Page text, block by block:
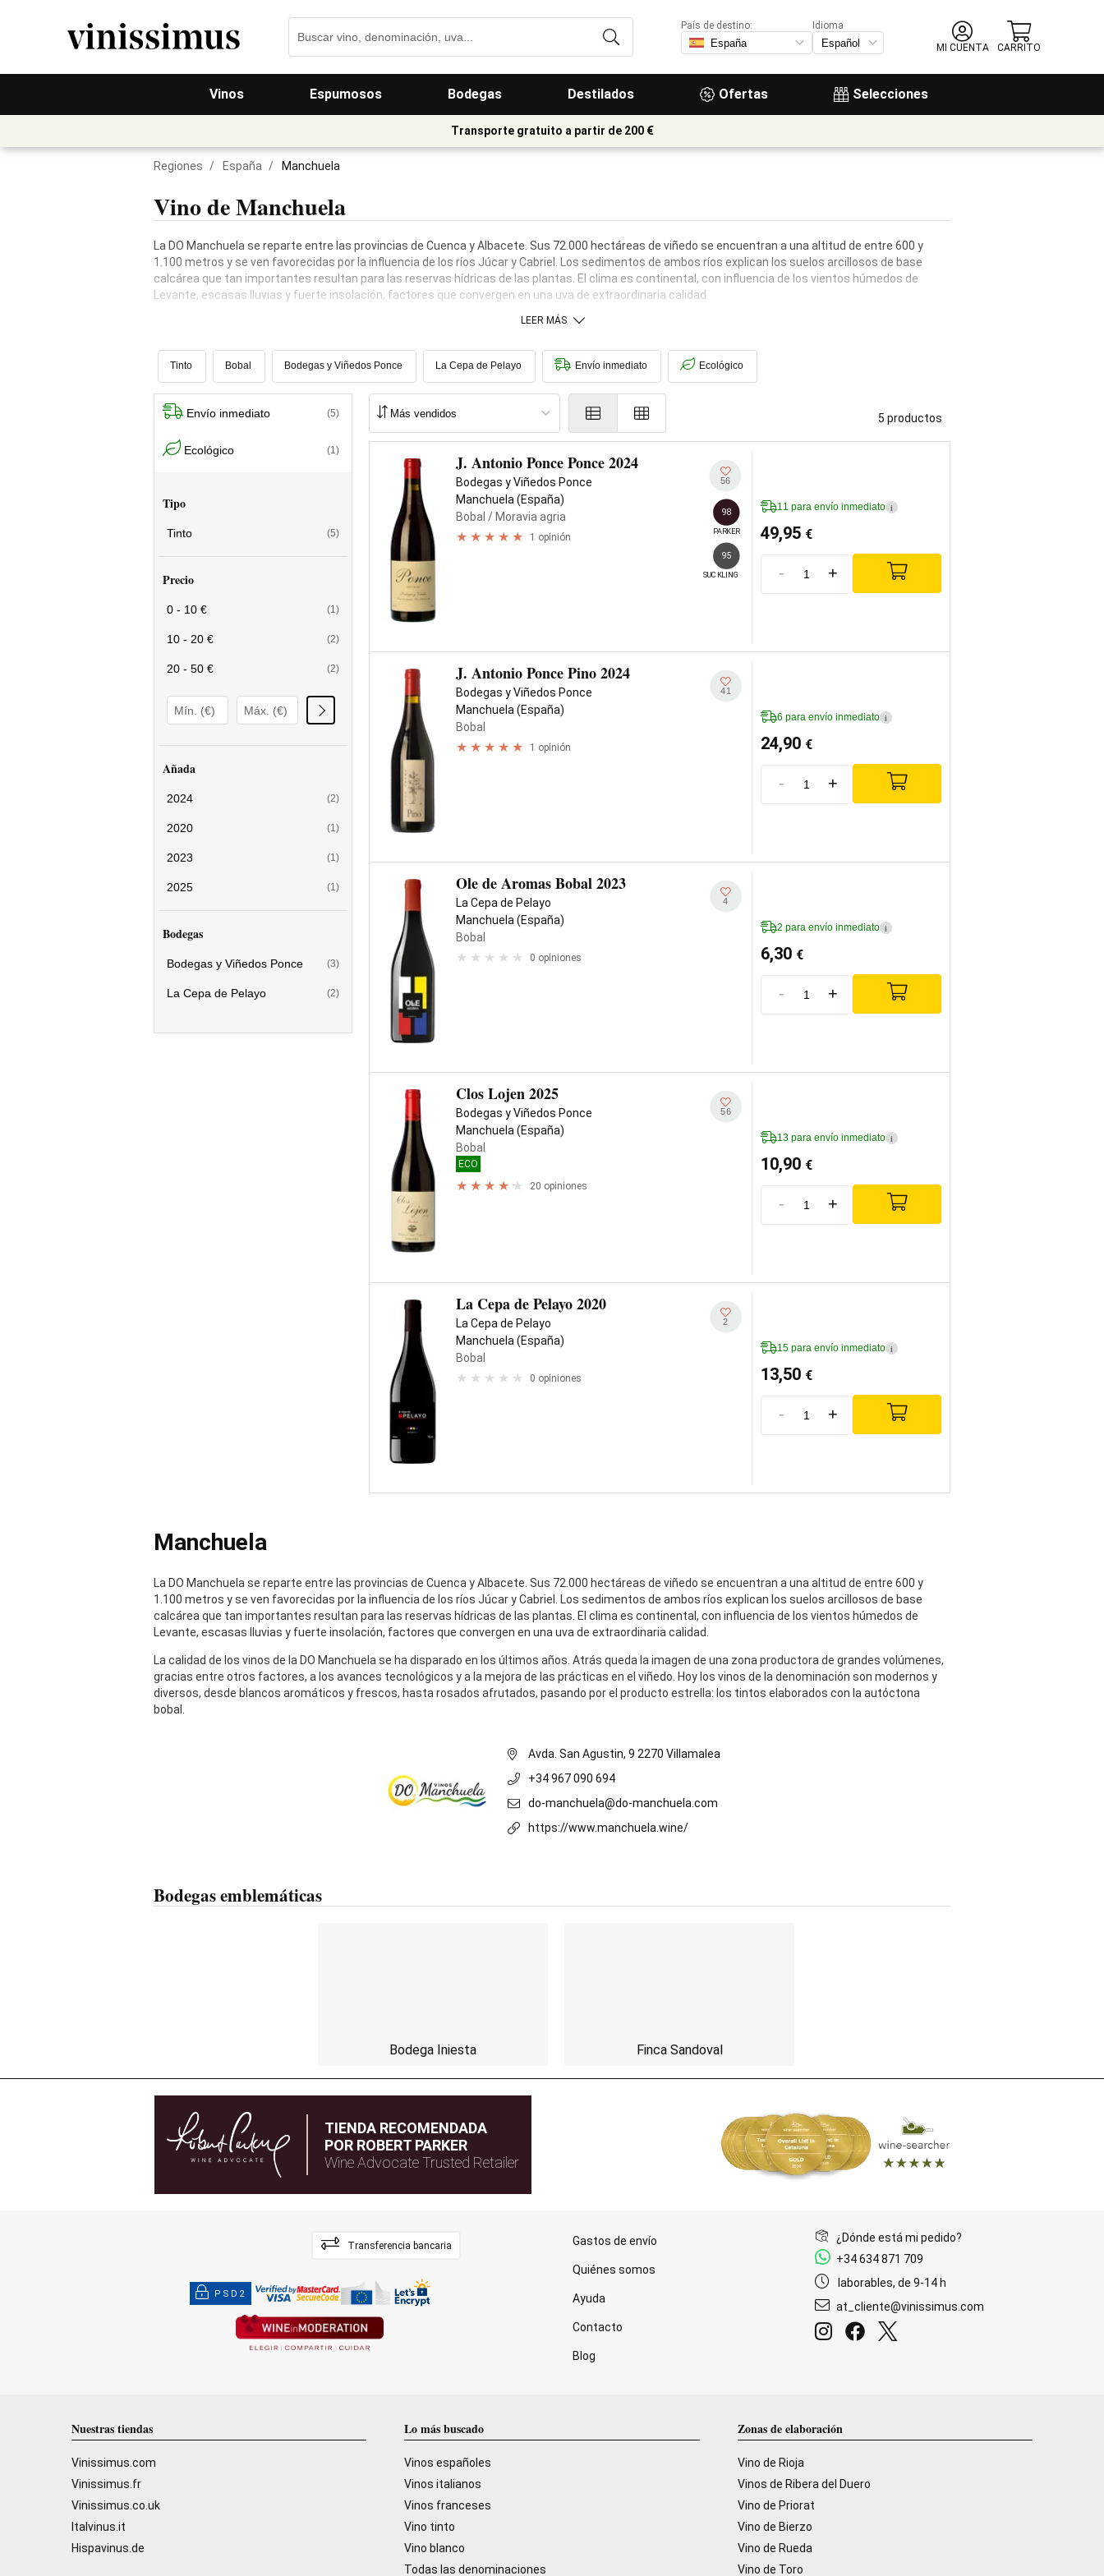
Vinos Espumosos Bodegas Destilados Ofertas Selecciones
País de destino:
Idioma
MI CUENTA
CARRITO
Transporte gratuito a partir de 200 €
Regiones / España / Manchuela
Vino de Manchuela
La DO Manchuela se reparte entre las provincias de Cuenca y Albacete. Sus 72.000 hectáreas de viñedo se encuentran a una altitud de entre 600 y
1.100 metros y se ven favorecidas por la influencia de los ríos Júcar y Cabriel. Los sedimentos de ambos ríos explican los suelos arcillosos de base
calcárea que tan importantes resultan para las reservas hídricas de las plantas. El clima es continental, con influencia de los vientos húmedos de
Levante, escasas lluvias y fuerte insolación, factores que convergen en una uva de extraordinaria calidad.
LEER MÁS
Tinto Bobal Bodegas y Viñedos Ponce La Cepa de Pelayo Envío inmediato Ecológico
Envío inmediato (5)
Ecológico (1)
Tipo
Tinto (5)
Precio
0 - 10 € (1)
10 - 20 € (2)
20 - 50 € (2)
Añada
2024 (2)
2020 (1)
2023 (1)
2025 (1)
Bodegas
Bodegas y Viñedos Ponce (3)
La Cepa de Pelayo (2)
5 productos
J. Antonio Ponce Ponce 2024
Bodegas y Viñedos Ponce
Manchuela (España)
Bobal / Moravia agria
1 opinión
56
98
PARKER
95
SUCKLING
11 para envío inmediato i
49,95 €
- +
J. Antonio Ponce Pino 2024
Bodegas y Viñedos Ponce
Manchuela (España)
Bobal
1 opinión
41
6 para envío inmediato i
24,90 €
- +
Ole de Aromas Bobal 2023
La Cepa de Pelayo
Manchuela (España)
Bobal
0 opiniones
4
2 para envío inmediato i
6,30 €
- +
Clos Lojen 2025
Bodegas y Viñedos Ponce
Manchuela (España)
Bobal
ECO
20 opiniones
56
13 para envío inmediato i
10,90 €
- +
La Cepa de Pelayo 2020
La Cepa de Pelayo
Manchuela (España)
Bobal
0 opiniones
2
15 para envío inmediato i
13,50 €
- +
Manchuela
La DO Manchuela se reparte entre las provincias de Cuenca y Albacete. Sus 72.000 hectáreas de viñedo se encuentran a una altitud de entre 600 y
1.100 metros y se ven favorecidas por la influencia de los ríos Júcar y Cabriel. Los sedimentos de ambos ríos explican los suelos arcillosos de base
calcárea que tan importantes resultan para las reservas hídricas de las plantas. El clima es continental, con influencia de los vientos húmedos de
Levante, escasas lluvias y fuerte insolación, factores que convergen en una uva de extraordinaria calidad.
La calidad de los vinos de la DO Manchuela se ha disparado en los últimos años. Atrás queda la imagen de una zona productora de grandes volúmenes,
gracias entre otros factores, a los avances tecnológicos y a la mejora de las prácticas en el viñedo. Hoy los vinos de la denominación son modernos y
diversos, desde blancos aromáticos y frescos, hasta rosados afrutados, pasando por el producto estrella: los tintos elaborados con la autóctona
bobal.
Avda. San Agustin, 9 2270 Villamalea
+34 967 090 694
do-manchuela@do-manchuela.com
https://www.manchuela.wine/
Bodegas emblemáticas
Bodega Iniesta Finca Sandoval
TIENDA RECOMENDADA
POR ROBERT PARKER
Wine Advocate Trusted Retailer
Transferencia bancaria
PSD2
Gastos de envío
Quiénes somos
Ayuda
Contacto
Blog
¿Dónde está mi pedido?
+34 634 871 709
laborables, de 9-14 h
at_cliente@vinissimus.com
Nuestras tiendas
Vinissimus.com
Vinissimus.fr
Vinissimus.co.uk
Italvinus.it
Hispavinus.de
Lo más buscado
Vinos españoles
Vinos italianos
Vinos franceses
Vino tinto
Vino blanco
Todas las denominaciones
Zonas de elaboración
Vino de Rioja
Vinos de Ribera del Duero
Vino de Priorat
Vino de Bierzo
Vino de Rueda
Vino de Toro